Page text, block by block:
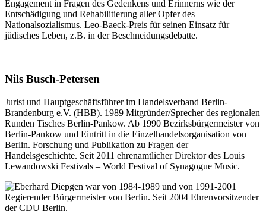
Engagement in Fragen des Gedenkens und Erinnerns wie der
Entschädigung und Rehabilitierung aller Opfer des
Nationalsozialismus. Leo-Baeck-Preis für seinen Einsatz für
jüdisches Leben, z.B. in der Beschneidungsdebatte.
Nils Busch-Petersen
Jurist und Hauptgeschäftsführer im Handelsverband Berlin-
Brandenburg e.V. (HBB). 1989 Mitgründer/Sprecher des regionalen
Runden Tisches Berlin-Pankow. Ab 1990 Bezirksbürgermeister von
Berlin-Pankow und Eintritt in die Einzelhandelsorganisation von
Berlin. Forschung und Publikation zu Fragen der
Handelsgeschichte. Seit 2011 ehrenamtlicher Direktor des Louis
Lewandowski Festivals – World Festival of Synagogue Music.